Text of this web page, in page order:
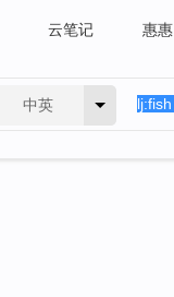
云笔记 惠惠
中英